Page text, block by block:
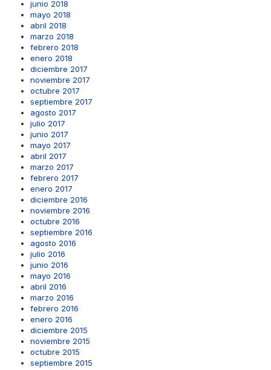
junio 2018
mayo 2018
abril 2018
marzo 2018
febrero 2018
enero 2018
diciembre 2017
noviembre 2017
octubre 2017
septiembre 2017
agosto 2017
julio 2017
junio 2017
mayo 2017
abril 2017
marzo 2017
febrero 2017
enero 2017
diciembre 2016
noviembre 2016
octubre 2016
septiembre 2016
agosto 2016
julio 2016
junio 2016
mayo 2016
abril 2016
marzo 2016
febrero 2016
enero 2016
diciembre 2015
noviembre 2015
octubre 2015
septiembre 2015